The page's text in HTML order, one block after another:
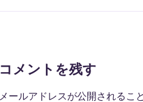
コメントを残す
メールアドレスが公開されるこ